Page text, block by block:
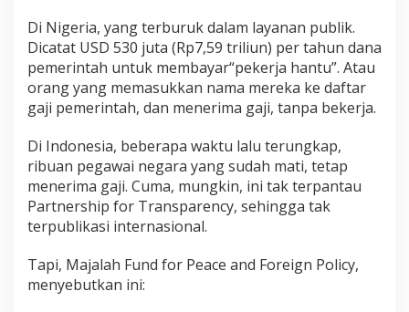
Di Nigeria, yang terburuk dalam layanan publik.
Dicatat USD 530 juta (Rp7,59 triliun) per tahun dana
pemerintah untuk membayar“pekerja hantu”. Atau
orang yang memasukkan nama mereka ke daftar
gaji pemerintah, dan menerima gaji, tanpa bekerja.
Di Indonesia, beberapa waktu lalu terungkap,
ribuan pegawai negara yang sudah mati, tetap
menerima gaji. Cuma, mungkin, ini tak terpantau
Partnership for Transparency, sehingga tak
terpublikasi internasional.
Tapi, Majalah Fund for Peace and Foreign Policy,
menyebutkan ini: